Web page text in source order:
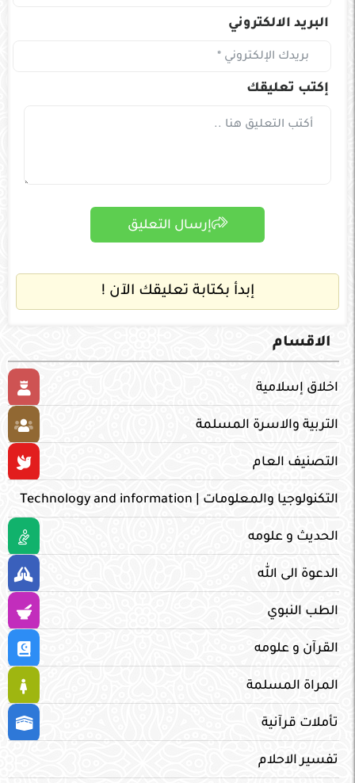
البريد الالكتروني
إكتب تعليقك
إرسال التعليق
إبدأ بكتابة تعليقك الآن !
الاقسام
اخلاق إسلامية
التربية والاسرة المسلمة
التصنيف العام
التكنولوجيا والمعلومات | Technology and information
الحديث و علومه
الدعوة الى الله
الطب النبوي
القرآن و علومه
المراة المسلمة
تأملات قرآنية
تفسير الاحلام